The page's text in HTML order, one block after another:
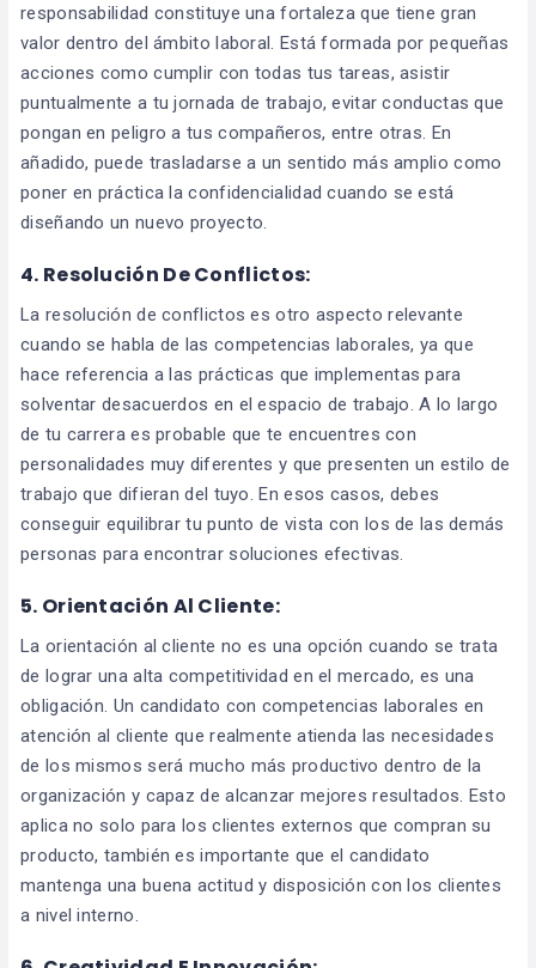
responsabilidad constituye una fortaleza que tiene gran
valor dentro del ámbito laboral. Está formada por pequeñas
acciones como cumplir con todas tus tareas, asistir
puntualmente a tu jornada de trabajo, evitar conductas que
pongan en peligro a tus compañeros, entre otras. En
añadido, puede trasladarse a un sentido más amplio como
poner en práctica la confidencialidad cuando se está
diseñando un nuevo proyecto.
4. Resolución De Conflictos:
La resolución de conflictos es otro aspecto relevante
cuando se habla de las competencias laborales, ya que
hace referencia a las prácticas que implementas para
solventar desacuerdos en el espacio de trabajo. A lo largo
de tu carrera es probable que te encuentres con
personalidades muy diferentes y que presenten un estilo de
trabajo que difieran del tuyo. En esos casos, debes
conseguir equilibrar tu punto de vista con los de las demás
personas para encontrar soluciones efectivas.
5. Orientación Al Cliente:
La orientación al cliente no es una opción cuando se trata
de lograr una alta competitividad en el mercado, es una
obligación. Un candidato con competencias laborales en
atención al cliente que realmente atienda las necesidades
de los mismos será mucho más productivo dentro de la
organización y capaz de alcanzar mejores resultados. Esto
aplica no solo para los clientes externos que compran su
producto, también es importante que el candidato
mantenga una buena actitud y disposición con los clientes
a nivel interno.